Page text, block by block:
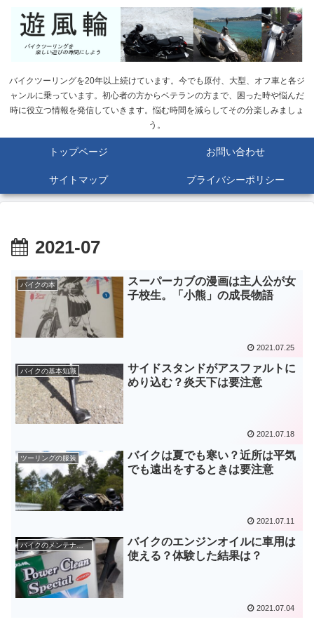
バイクツーリングを20年以上続けています。今でも原付、大型、オフ車と各ジ
ャンルに乗っています。初心者の方からベテランの方まで、困った時や悩んだ
時に役立つ情報を発信していきます。悩む時間を減らしてその分楽しみましょ
う。
トップページ お問い合わせ
サイトマップ プライバシーポリシー
2021-07
バイクの本
スーパーカブの漫画は主人公が女
子校生。「小熊」の成長物語
2021.07.25
バイクの基本知識
サイドスタンドがアスファルトに
めり込む？炎天下は要注意
2021.07.18
ツーリングの服装
バイクは夏でも寒い？近所は平気
でも遠出をするときは要注意
2021.07.11
バイクのメンテナンス
バイクのエンジンオイルに車用は
使える？体験した結果は？
2021.07.04